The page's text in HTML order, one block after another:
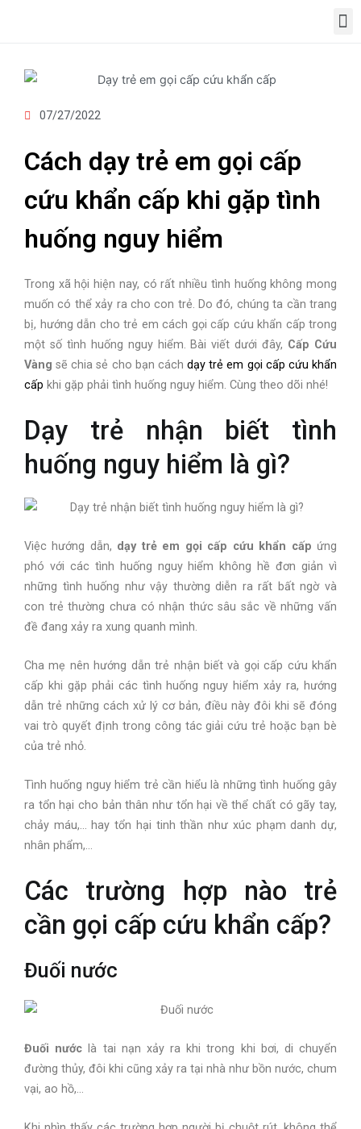
07/27/2022
Cách dạy trẻ em gọi cấp
cứu khẩn cấp khi gặp tình
huống nguy hiểm
Trong xã hội hiện nay, có rất nhiều tình huống không mong
muốn có thể xảy ra cho con trẻ. Do đó, chúng ta cần trang
bị, hướng dẫn cho trẻ em cách gọi cấp cứu khẩn cấp trong
một số tình huống nguy hiểm. Bài viết dưới đây, Cấp Cứu
Vàng sẽ chia sẻ cho bạn cách dạy trẻ em gọi cấp cứu khẩn
cấp khi gặp phải tình huống nguy hiểm. Cùng theo dõi nhé!
Dạy trẻ nhận biết tình
huống nguy hiểm là gì?
Việc hướng dẫn, dạy trẻ em gọi cấp cứu khẩn cấp ứng
phó với các tình huống nguy hiểm không hề đơn giản vì
những tình huống như vậy thường diễn ra rất bất ngờ và
con trẻ thường chưa có nhận thức sâu sắc về những vấn
đề đang xảy ra xung quanh mình.
Cha mẹ nên hướng dẫn trẻ nhận biết và gọi cấp cứu khẩn
cấp khi gặp phải các tình huống nguy hiểm xảy ra, hướng
dẫn trẻ những cách xử lý cơ bản, điều này đôi khi sẽ đóng
vai trò quyết định trong công tác giải cứu trẻ hoặc bạn bè
của trẻ nhỏ.
Tình huống nguy hiểm trẻ cần hiểu là những tình huống gây
ra tổn hại cho bản thân như tổn hại về thể chất có gãy tay,
chảy máu,… hay tổn hại tinh thần như xúc phạm danh dự,
nhân phẩm,…
Các trường hợp nào trẻ
cần gọi cấp cứu khẩn cấp?
Đuối nước
Đuối nước là tai nạn xảy ra khi trong khi bơi, di chuyển
đường thủy, đôi khi cũng xảy ra tại nhà như bồn nước, chum
vại, ao hồ,…